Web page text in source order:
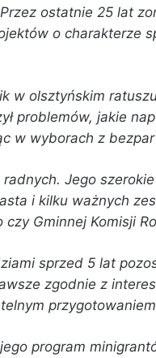
ostatnie 25 lat
o charakterze
w olsztyńskim
problemów, jakie
w wyborach z
Jego
i kilku ważnych
czy Gminnej Komisji
sprzed 5 lat
zgodnie z
program